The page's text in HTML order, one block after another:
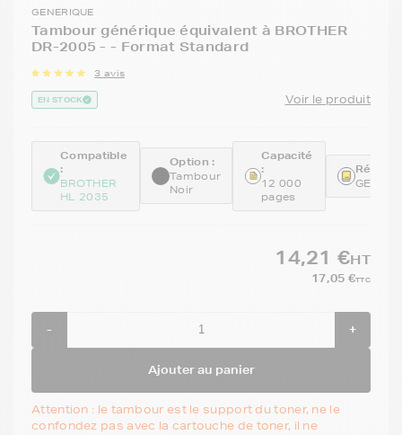
GENERIQUE
Tambour générique équivalent à BROTHER
DR-2005 - - Format Standard
3 avis
EN STOCK Voir le produit
Compatible
:
BROTHER
HL 2035
Option :
Tambour
Noir
Capacité
:
12 000
pages
14,21 €HT
17,05 €TTC
- +
Ajouter au panier
Attention : le tambour est le support du toner, ne le
confondez pas avec la cartouche de toner, il ne